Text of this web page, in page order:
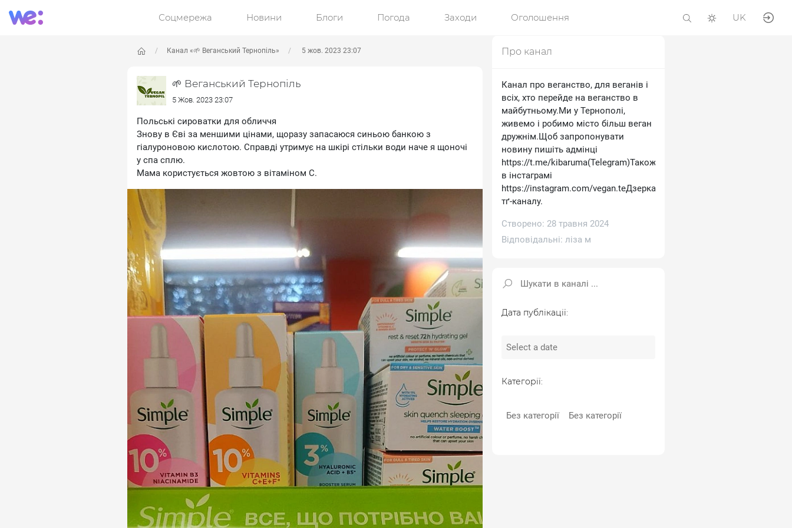
Соцмережа Новини Блоги Погода Заходи Оголошення UK
Канал «🌱 Веганський Тернопіль» 5 жов. 2023 23:07
🌱 Веганський Тернопіль
5 Жов. 2023 23:07
Польські сироватки для обличчя
Знову в Єві за меншими цінами, щоразу запасаюся синьою банкою з
гіалуроновою кислотою. Справді утримує на шкірі стільки води наче я щоночі
у спа сплю.
Мама користується жовтою з вітаміном С.
Про канал
Канал про веганство, для веганів і
всіх, хто перейде на веганство в
майбутньому.Ми у Тернополі,
живемо і робимо місто більш веган
дружнім.Щоб запропонувати
новину пишіть адмінці
https://t.me/kibaruma(Telegram)Також
в інстаграмі
https://instagram.com/vegan.teДзеркало
тґ-каналу.
Створено: 28 травня 2024
Відповідальні: ліза м
Дата публікації:
Категорії:
Без категорії Без категорії